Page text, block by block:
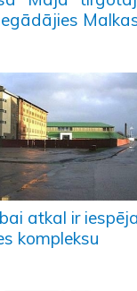
atkal ir iespēja
kompleksu